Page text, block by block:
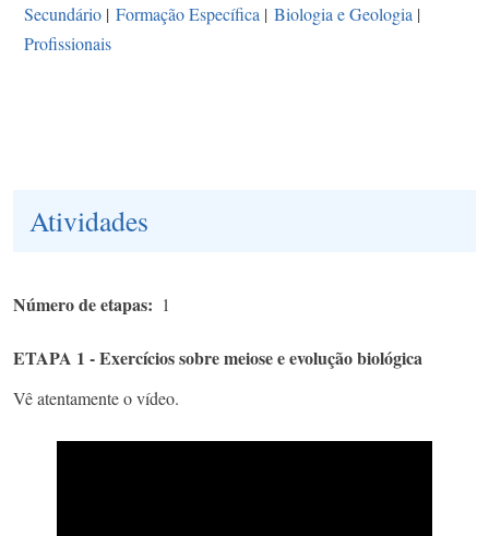
Secundário | Formação Específica | Biologia e Geologia |
Profissionais
Atividades
Número de etapas 1
ETAPA 1 - Exercícios sobre meiose e evolução biológica
Vê atentamente o vídeo.